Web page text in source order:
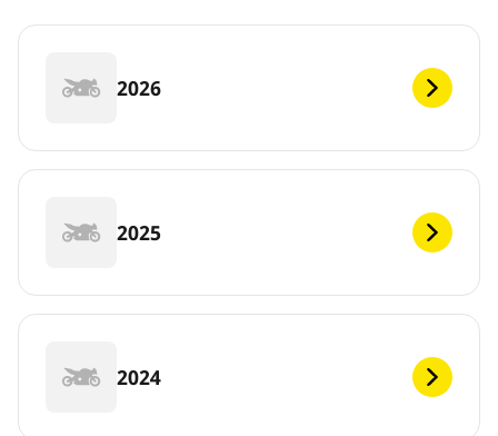
2026
2025
2024